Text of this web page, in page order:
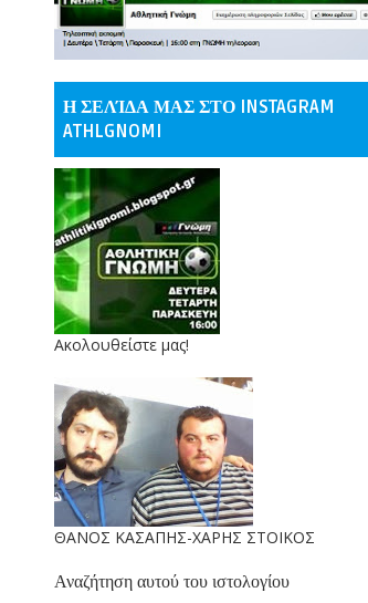
Η ΣΕΛΊΔΑ ΜΑΣ ΣΤΟ INSTAGRAM
ATHLGNOMI
Ακολουθείστε μας!
ΘΑΝΟΣ ΚΑΣΑΠΗΣ-ΧΑΡΗΣ ΣΤΟΙΚΟΣ
Αναζήτηση αυτού του ιστολογίου